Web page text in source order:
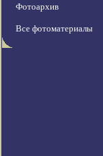
Фотоархив
Все фотоматериалы